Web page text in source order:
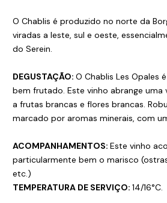
O Chablis é produzido no norte da
viradas a leste, sul e oeste,
do Serein.
DEGUSTAÇÃO: O Chablis Les Opales
bem frutado. Este vinho abrange uma
a frutas brancas e flores brancas.
marcado por aromas minerais, com
ACOMPANHAMENTOS: Este vinho
particularmente bem o marisco
etc.)
TEMPERATURA DE SERVIÇO: 14/16°C.